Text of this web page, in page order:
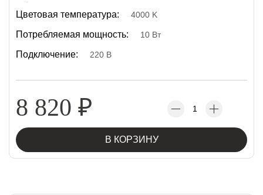
Цветовая температура: 4000 K
Потребляемая мощность: 10 Вт
Подключение: 220 В
8 820 ₽
В КОРЗИНУ